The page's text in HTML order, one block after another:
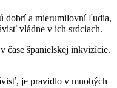
dobrí a mierumilovní ľudia,
vládne v ich srdciach.
čase španielskej inkvizície.
je pravidlo v mnohých